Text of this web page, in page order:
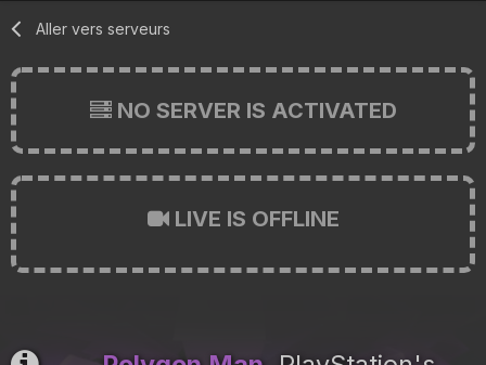
Aller vers serveurs
NO SERVER IS ACTIVATED
LIVE IS OFFLINE